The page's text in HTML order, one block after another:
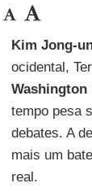
Kim Jong-
ocidental,
Washington
tempo pesa
debates. A
mais um
real.